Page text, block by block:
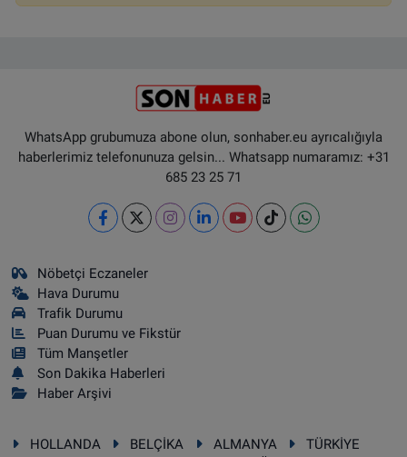
WhatsApp grubumuza abone olun, sonhaber.eu ayrıcalığıyla
haberlerimiz telefonunuza gelsin... Whatsapp numaramız: +31
685 23 25 71
Nöbetçi Eczaneler
Hava Durumu
Trafik Durumu
Puan Durumu ve Fikstür
Tüm Manşetler
Son Dakika Haberleri
Haber Arşivi
HOLLANDA BELÇİKA ALMANYA
TÜRKİYE